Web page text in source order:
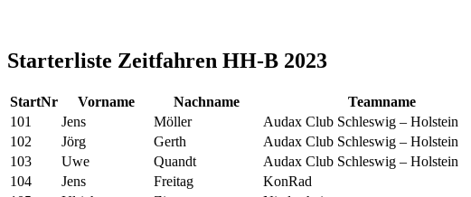
Starterliste Zeitfahren HH-B 2023
StartNr Vorname Nachname Teamname
101
Jens Möller Audax Club Schleswig – Holstein
102
Jörg Gerth Audax Club Schleswig – Holstein
103
Uwe Quandt Audax Club Schleswig – Holstein
104
Jens Freitag KonRad